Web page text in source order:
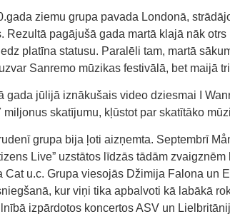
ziemu grupa pavada Londonā,
Rezultā pagājušā gada martā klajā nāk otrs
platīna statusu. Paralēli tam, martā
Sanremo mūzikas festivālā, bet maijā
gada jūlijā iznākušais video dziesmai I
miljonus skatījumu, kļūstot par skatītāko
grupa bija ļoti aizņemta. Septembrī
Live” uzstātos līdzās tādām
Cat u.c. Grupa viesojās Džimija Falona un
kur viņi tika apbalvoti kā labākā
izpārdotos koncertos ASV un